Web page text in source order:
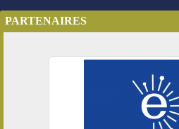
PARTENAIRES